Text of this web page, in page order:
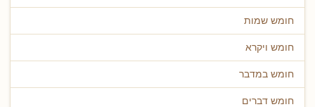
חומש שמות
חומש ויקרא
חומש במדבר
חומש דברים